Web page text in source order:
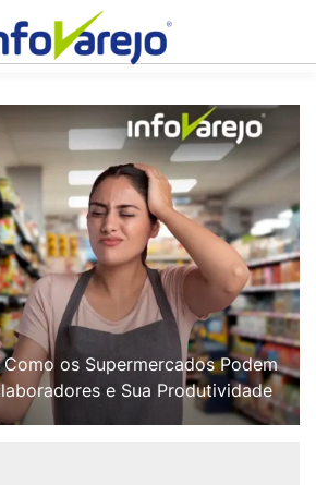
os Supermercados Podem
e Sua Produtividade